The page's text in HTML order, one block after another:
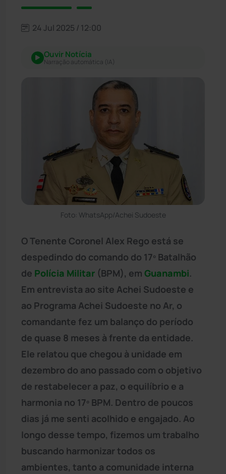
24 Jul 2025 / 12:00
Ouvir Notícia
Narração automática (IA)
Foto: WhatsApp/Achei Sudoeste
O Tenente Coronel Alex Rego está se
despedindo do comando do 17º Batalhão
de Polícia Militar (BPM), em Guanambi.
Em entrevista ao site Achei Sudoeste e
ao Programa Achei Sudoeste no Ar, o
comandante fez um balanço do período
de quase 8 meses à frente da entidade.
Ele relatou que chegou à unidade em
dezembro do ano passado com o objetivo
de restabelecer a paz, o equilíbrio e a
harmonia no 17º BPM. Dentro de poucos
dias já me senti acolhido e engajado. Ao
longo desse tempo, fizemos um trabalho
buscando harmonizar todos os
ambientes, tanto a comunidade interna